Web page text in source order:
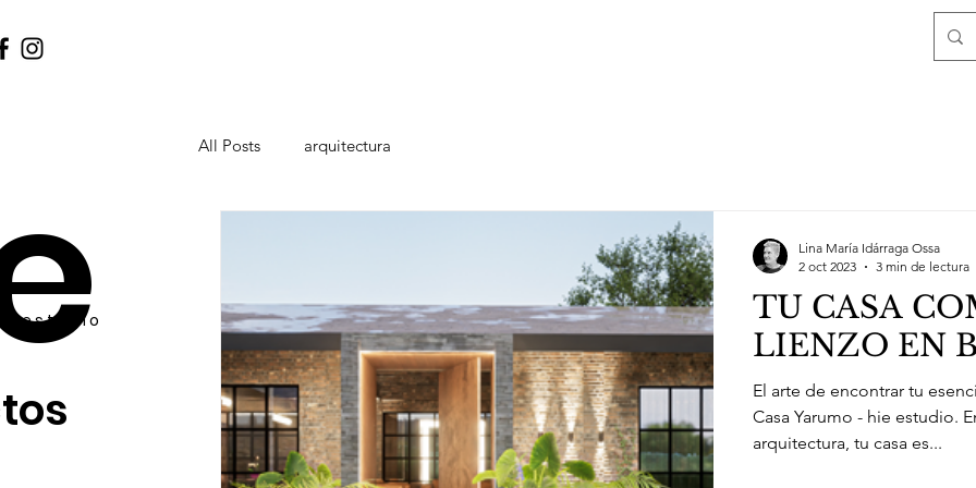
estudio
All Posts arquitectura
TU CASA
LIENZO EN
El arte de encontrar tu
Casa Yarumo - hie estudio.
arquitectura, tu casa es...
Lina María Idárraga Ossa
2 oct 2023
3 min de lectura